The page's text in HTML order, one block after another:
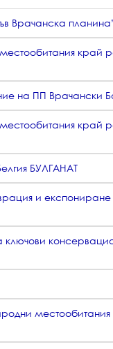
Врачанска
край
на ПП Врачански
край
БУЛГАНАТ
и